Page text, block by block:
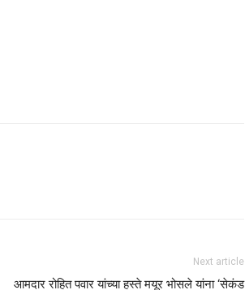
Next article
आमदार रोहित पवार यांच्या हस्ते मयूर भोसले यांना ‘सेकंड